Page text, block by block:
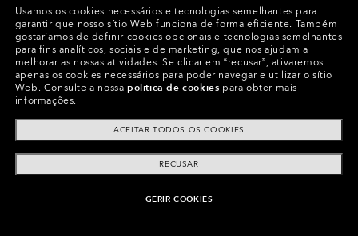
ADICIONAR AO CARRINHO
Cores (10) ArmaçãoBlack Ink
Tamanho: L (136mm)-Este tamanho serve à
maioria das pessoas.
VestibilidadeEstreito - Ajuste Universal
Ver Guia Tamanhos
Usamos os cookies necessários e tecnologias semelhantes para
garantir que nosso sítio Web funciona de forma eficiente. Também
gostaríamos de definir cookies opcionais e tecnologias semelhantes
para fins analíticos, sociais e de marketing, que nos ajudam a
melhorar as nossas atividades. Se clicar em “recusar”, ativaremos
apenas os cookies necessários para poder navegar e utilizar o sítio
Web. Consulte a nossapolítica de cookies para obter mais
informações.
ACEITAR TODOS OS COOKIES
RECUSAR
GERIR COOKIES
INSCREVA-SE